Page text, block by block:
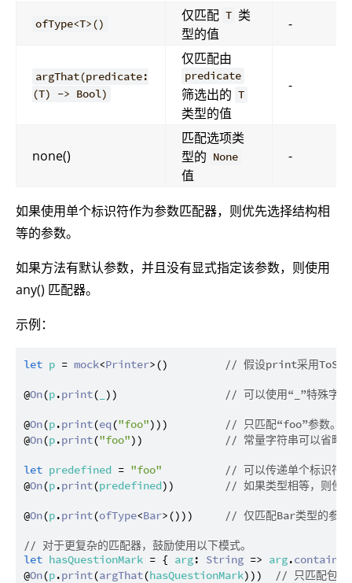
ofType<T>()
仅匹配 T 类
型的值
-
argThat(predicate:
(T) -> Bool)
仅匹配由
predicate
筛选出的 T
类型的值
-
none()
匹配选项类
型的 None
值
-
如果使用单个标识符作为参数匹配器，则优先选择结构相
等的参数。
如果方法有默认参数，并且没有显式指定该参数，则使用
any() 匹配器。
示例：
let p = mock<Printer>() // 假设print采用
@On(p.print( )) // 可以使用“_”特殊字
@On(p.print(eq("foo")))
// 只匹配“foo”参数。
@On(p.print("foo")) // 常量字符串可以省略
let predefined = "foo"
// 可以传递单个标识符
@On(p.print(predefined)) // 如果类型相等，则使
@On(p.print(ofType<Bar>())) // 仅匹配Bar类型的参数
// 对于更复杂的匹配器，鼓励使用以下模式。
let hasQuestionMark = { arg: String => arg.contains
@On(p.print(argThat(hasQuestionMark))) // 只匹配包含